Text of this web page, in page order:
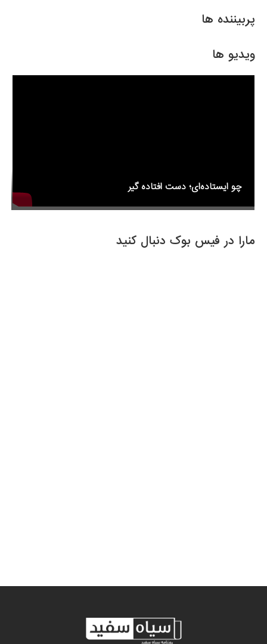
پربیننده ها
ویدیو ها
چو ایستاده‌ای؛ دست افتاده گیر
مارا در فیس بوک دنبال کنید
e
o
o
er